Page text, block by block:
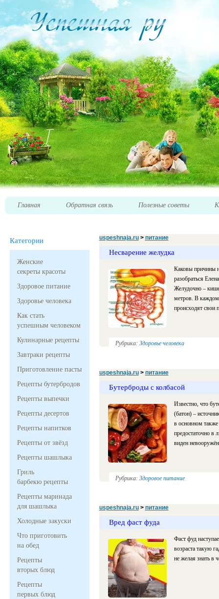
Главная Обратная связь Полезные советы
Категории
Женские
секреты красоты
Здоровое питание
Здоровье человека
Как стать
успешным человеком
Кулинарные рецепты
Завтраки рецепты
Приготовление пасты
Рецепты бутербродов
Рецепты выпечки
Рецепты десертов
Рецепты напитков
Рецепты от звёзд
Рецепты шашлыка
Гриль
барбекю рецепты
Рецепты маринада
для шашлыка
Холодные закуски
Что приготовить
на обед
Рецепты
вторых блюд
Рецепты
первых блюд
uspeshnaja.ru> питание
Несварение желудка
Каковы причины
разобраться
Желудочно –
метров. В каждом
происходят свои
Рубрика: Здоровье человека
uspeshnaja.ru> питание
Бутерброды с колбасой
Известно, что
(батон) –
в основном также
предостаточно в
виден
Рубрика: Здоровое питание
uspeshnaja.ru> питание
Вред фаст фуда
Фаст фуд
возраста такую
не желая знать в